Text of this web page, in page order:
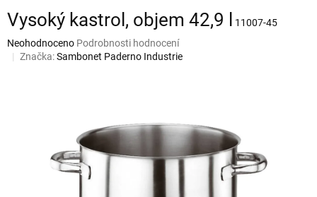
Vysoký kastrol, objem 42,9 l
11007-45
Průměrné
hodnocení
Neohodnoceno Podrobnosti hodnocení
Značka:Sambonet Paderno Industrie